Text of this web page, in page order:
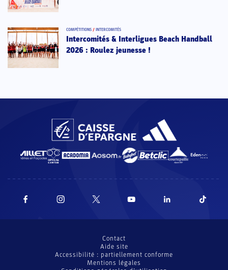
COMPÉTITIONS / INTERCOMITÉS
Intercomités & Interligues Beach Handball
2026 : Roulez jeunesse !
Contact
Aide site
Accessibilité : partiellement conforme
Mentions légales